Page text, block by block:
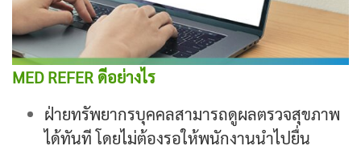
MED REFER ดีอย่างไร
ฝ่ายทรัพยากรบุคคลสามารถดูผลตรวจสุขภาพ
ได้ทันที โดยไม่ต้องรอให้พนักงานนำไปยื่น